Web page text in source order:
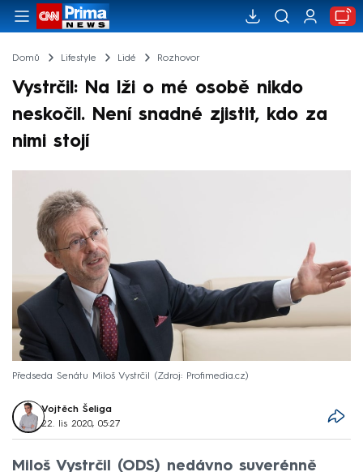
Domů Lifestyle Lidé Rozhovor
Vystrčil: Na lži o mé osobě nikdo
neskočil. Není snadné zjistit, kdo za
nimi stojí
Předseda Senátu Miloš Vystrčil Zdroj: Profimedia.cz
Vojtěch Šeliga
22. lis 2020, 05:27
Miloš Vystrčil (ODS) nedávno suverénně